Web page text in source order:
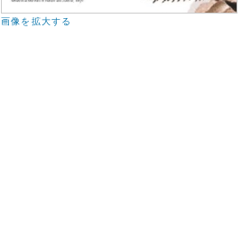
画像を拡大する